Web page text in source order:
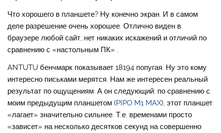
Что хорошего в планшете? Ну конечно экран. И в самом
деле разрешение очень хорошее. Отлично виден в
браузере любой сайт, нет никаких искажений и отличий по
сравнению с «настольным ПК» .
ANTUTU бенчмарк показывает 18194 попугая. Ну это кому
интересно письками мерятся. Нам же интересен реальный
результат по ощущениям. А он следующий: по сравнению с
моим предыдущим планшетом (PIPO M1 MAX), этот планшет
«лагает» значительно сильнее. Т.е. временами просто
«зависет» на несколько десятков секунд на совершенно